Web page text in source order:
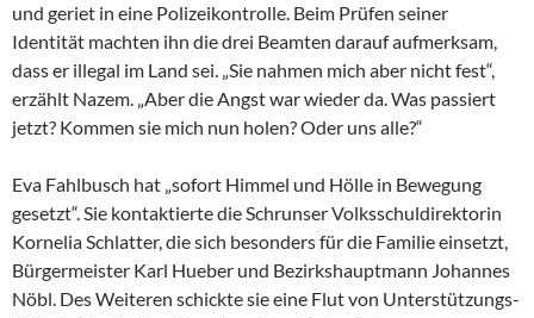
und geriet in eine Polizeikontrolle. Beim Prüfen seiner
Identität machten ihn die drei Beamten darauf aufmerksam,
dass er illegal im Land sei. „Sie nahmen mich aber nicht fest“,
erzählt Nazem. „Aber die Angst war wieder da. Was passiert
jetzt? Kommen sie mich nun holen? Oder uns alle?“
Eva Fahlbusch hat „sofort Himmel und Hölle in Bewegung
gesetzt“. Sie kontaktierte die Schrunser Volksschuldirektorin
Kornelia Schlatter, die sich besonders für die Familie einsetzt,
Bürgermeister Karl Hueber und Bezirkshauptmann Johannes
Nöbl. Des Weiteren schickte sie eine Flut von Unterstützungs-